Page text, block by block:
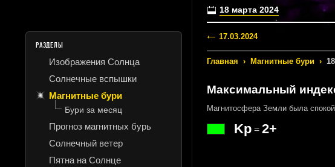
РАЗДЕЛЫ
Изображения Солнца
Солнечные вспышки
Магнитные бури
Бури за месяц
Прогноз магнитных бурь
Солнечный ветер
Пятна на Солнце
18 марта 2024
17.03.2024
Главная › Магнитные бури ›
Максимальный
Магнитосфера Земли была
Kp= 2+